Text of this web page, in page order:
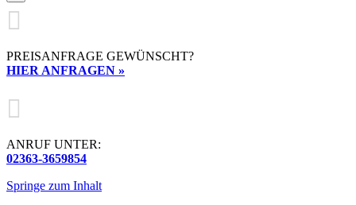

PREISANFRAGE GEWÜNSCHT?
HIER ANFRAGEN »

ANRUF UNTER:
02363-3659854
Springe zum Inhalt